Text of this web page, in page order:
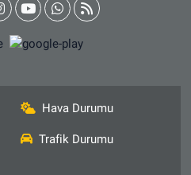
Hava Durumu
Trafik Durumu